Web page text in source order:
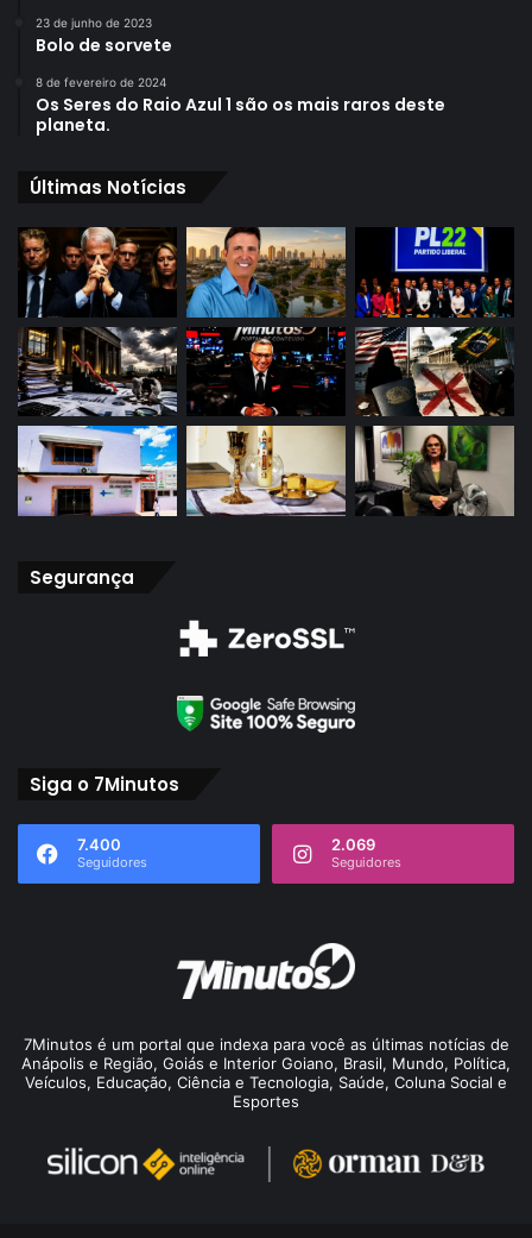
23 de junho de 2023
Bolo de sorvete
8 de fevereiro de 2024
Os Seres do Raio Azul 1 são os mais raros deste
planeta.
Últimas Notícias
Segurança
Siga o 7Minutos
7.400
Seguidores
2.069
Seguidores
7Minutos é um portal que indexa para você as últimas notícias de
Anápolis e Região, Goiás e Interior Goiano, Brasil, Mundo, Política,
Veículos, Educação, Ciência e Tecnologia, Saúde, Coluna Social e
Esportes